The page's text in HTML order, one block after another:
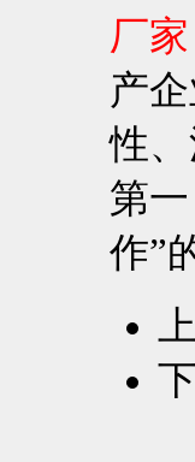
厂家
产
性
第
作”